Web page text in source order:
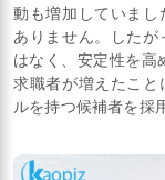
動も増加していまし
ありません。した
はなく、安定性を高
求職者が増えたこと
ルを持つ候補者を採